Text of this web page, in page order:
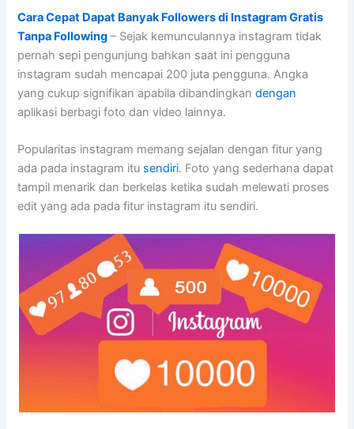
Cara Cepat Dapat Banyak Followers di Instagram Gratis
Tanpa Following – Sejak kemunculannya instagram tidak
pernah sepi pengunjung bahkan saat ini pengguna
instagram sudah mencapai 200 juta pengguna. Angka
yang cukup signifikan apabila dibandingkandengan
aplikasi berbagi foto dan video lainnya.
Popularitas instagram memang sejalan dengan fitur yang
ada pada instagram itu sendiri. Foto yang sederhana dapat
tampil menarik dan berkelas ketika sudah melewati proses
edit yang ada pada fitur instagram itu sendiri.